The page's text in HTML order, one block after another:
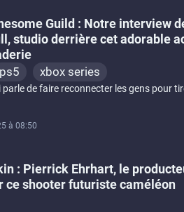
Guild : Notre interview
studio derrière cet adorable
ps5 xbox series
parle de faire reconnecter les gens pour
à 08:50
: Pierrick Ehrhart, le
ce shooter futuriste caméléon